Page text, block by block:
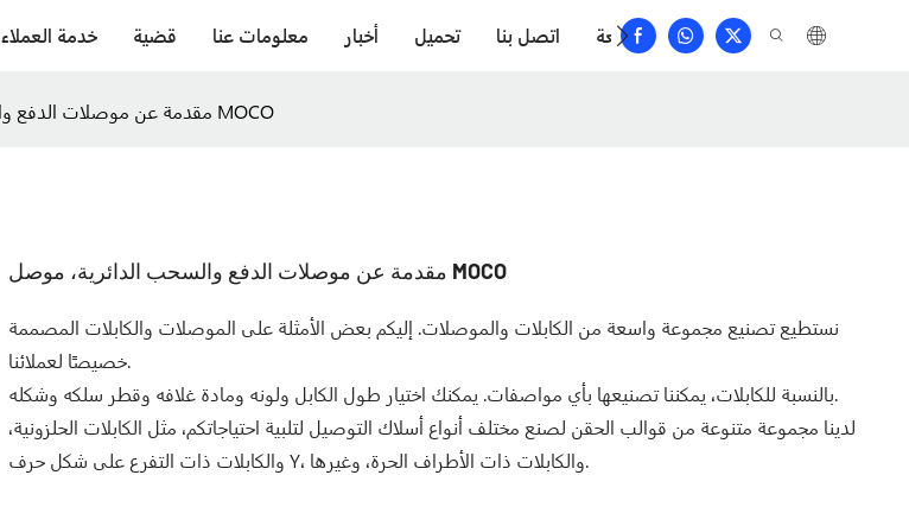
خدمة العملاء قضية معلومات عنا أخبار تحميل اتصل بنا الأسئلة الشائعة
مقدمة عن موصلات الدفع والسحب الدائرية، موصل MOCO
مقدمة عن موصلات الدفع والسحب الدائرية، موصل MOCO
نستطيع تصنيع مجموعة واسعة من الكابلات والموصلات. إليكم بعض الأمثلة على الموصلات والكابلات المصممة
خصيصًا لعملائنا.
بالنسبة للكابلات، يمكننا تصنيعها بأي مواصفات. يمكنك اختيار طول الكابل ولونه ومادة غلافه وقطر سلكه وشكله.
لدينا مجموعة متنوعة من قوالب الحقن لصنع مختلف أنواع أسلاك التوصيل لتلبية احتياجاتكم، مثل الكابلات الحلزونية،
والكابلات ذات التفرع على شكل حرف Y، والكابلات ذات الأطراف الحرة، وغيرها.